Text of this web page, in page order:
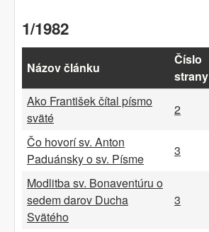
1/1982
Názov článku
Číslo
strany
Ako František čítal písmo
sväté
2
Čo hovorí sv. Anton
Paduánsky o sv. Písme
3
Modlitba sv. Bonaventúru o
sedem darov Ducha
Svätého
3